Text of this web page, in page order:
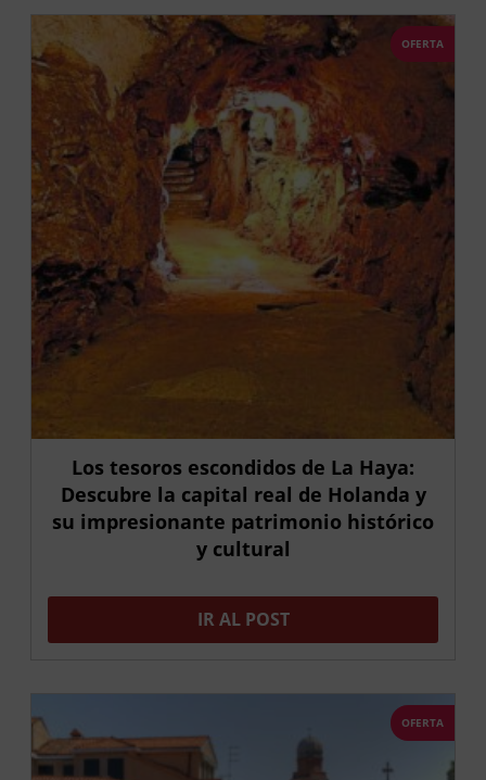
OFERTA
Los tesoros escondidos de La Haya:
Descubre la capital real de Holanda y
su impresionante patrimonio histórico
y cultural
IR AL POST
OFERTA